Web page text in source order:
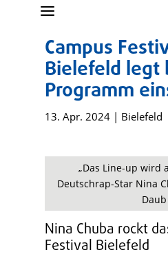
a
Campus
Bielefeld legt
Programm
13. Apr. 2024| Bielefeld
„Das Line-up wird
Deutschrap-Star Nina
Daub
Nina Chuba rockt
Festival Bielefeld